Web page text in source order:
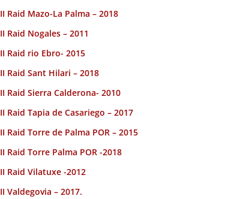
II Raid Mazo-La Palma – 2018
II Raid Nogales – 2011
II Raid rio Ebro- 2015
II Raid Sant Hilari – 2018
II Raid Sierra Calderona- 2010
II Raid Tapia de Casariego – 2017
II Raid Torre de Palma POR – 2015
II Raid Torre Palma POR -2018
II Raid Vilatuxe -2012
II Valdegovia – 2017.